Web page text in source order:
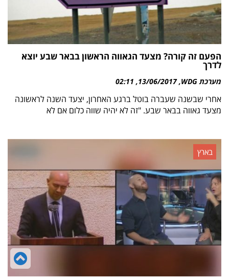
הפעם זה קורה? מצעד הגאווה הראשון בבאר שבע יוצא
לדרך
מערכת WDG 13/06/2017
02:11
אחרי שבשנה שעברה בוטל ברגע האחרון, יצעד השנה לראשונה
מצעד גאווה בבאר שבע. "זה לא יהיה שווה כלום אם לא
בארץ